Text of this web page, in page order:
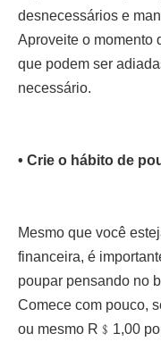
desnecessários e
Aproveite o momento
que podem ser
necessário.
• Crie o hábito de
Mesmo que você
financeira, é
poupar pensando no
Comece com pouco,
ou mesmo R﹩1,00